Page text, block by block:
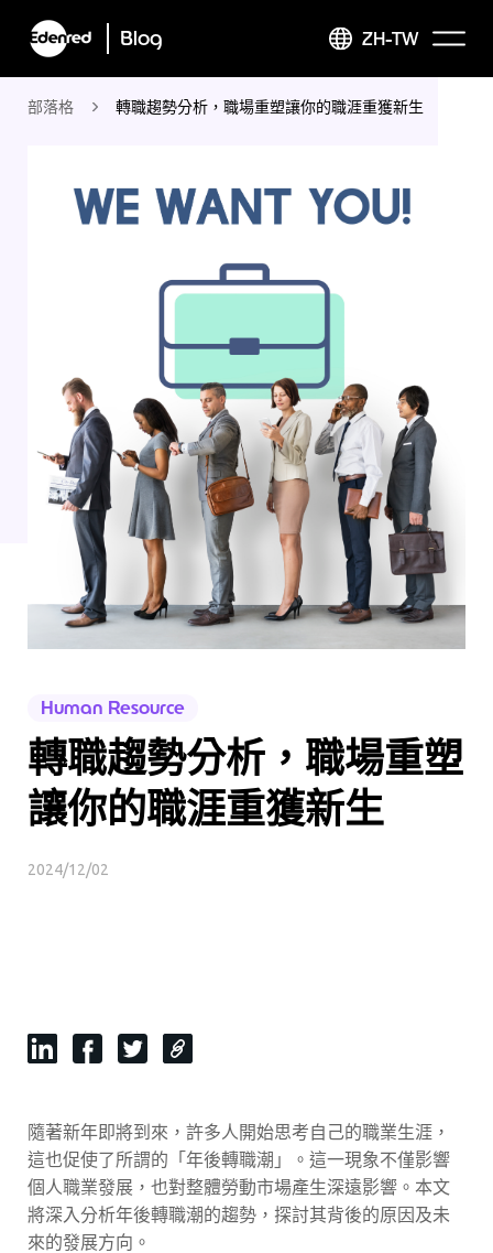
Blog
Edenred Taiwan
福利即享券 for business
好禮即享券 for business
ZH-TW
部落格 轉職趨勢分析，職場重塑讓你的職涯重獲新生
Human Resource
轉職趨勢分析，職場重塑
讓你的職涯重獲新生
2024/12/02
隨著新年即將到來，許多人開始思考自己的職業生涯，
這也促使了所謂的「年後轉職潮」。這一現象不僅影響
個人職業發展，也對整體勞動市場產生深遠影響。本文
將深入分析年後轉職潮的趨勢，探討其背後的原因及未
來的發展方向。